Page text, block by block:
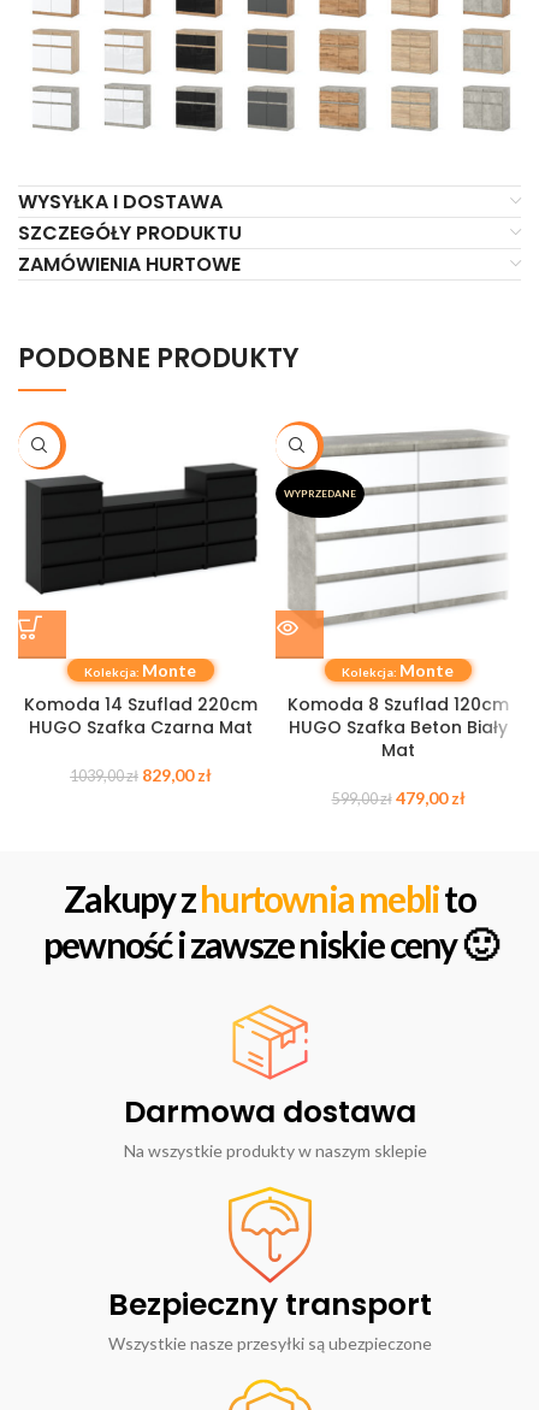
WYSYŁKA I DOSTAWA
SZCZEGÓŁY PRODUKTU
ZAMÓWIENIA HURTOWE
PODOBNE PRODUKTY
-20%
Kolekcja: Monte
Komoda 14 Szuflad 220cm
HUGO Szafka Czarna Mat
1039,00zł 829,00zł
-20%
WYPRZEDANE
Kolekcja: Monte
Komoda 8 Szuflad 120cm
HUGO Szafka Beton Biały
Mat
599,00zł 479,00zł
Zakupy zhurtownia meblito
pewność i zawsze niskie ceny 🙂
Darmowa dostawa
Na wszystkie produkty w naszym sklepie
Bezpieczny transport
Wszystkie nasze przesyłki są ubezpieczone